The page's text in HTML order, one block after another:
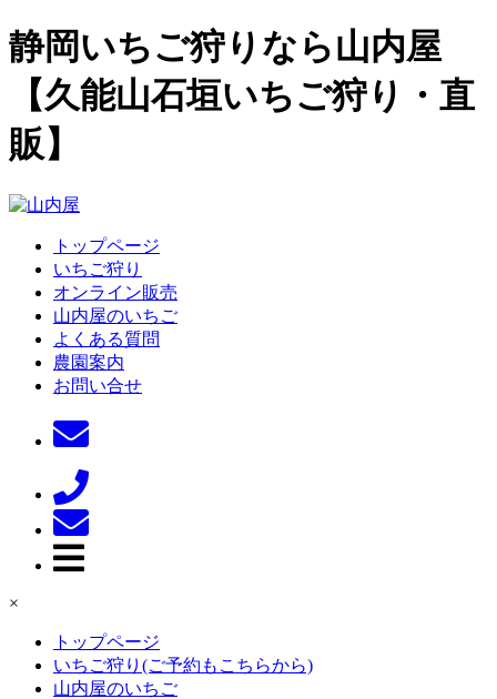
静岡いちご狩りなら山内屋
【久能山石垣いちご狩り・直
販】
トップページ
いちご狩り
オンライン販売
山内屋のいちご
よくある質問
農園案内
お問い合せ
×
トップページ
いちご狩り(ご予約もこちらから)
山内屋のいちご